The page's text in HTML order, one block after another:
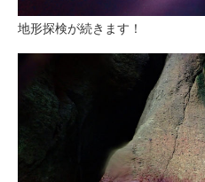
地形探検が続きます！